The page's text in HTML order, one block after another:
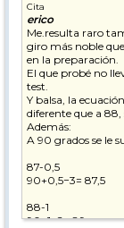
Cita
erico
Me.resulta raro
giro más noble
en la preparación.
El que probé no
test.
Y balsa, la
diferente que a 88,
Además:
A 90 grados se le
87-0,5
90+0,5−3= 87,5
88-1
90+1−2= 89